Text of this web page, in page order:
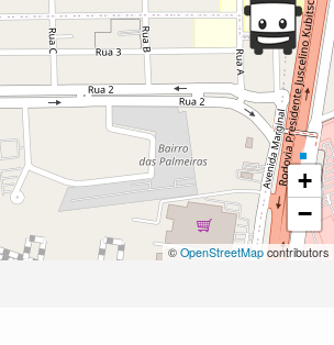
+
−
© OpenStreetMap contributors